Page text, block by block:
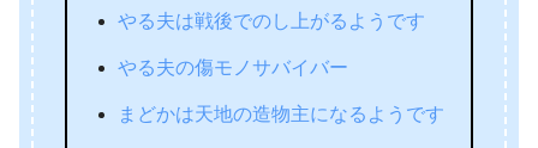
やる夫は戦後でのし上がるようです
やる夫の傷モノサバイバー
まどかは天地の造物主になるようです